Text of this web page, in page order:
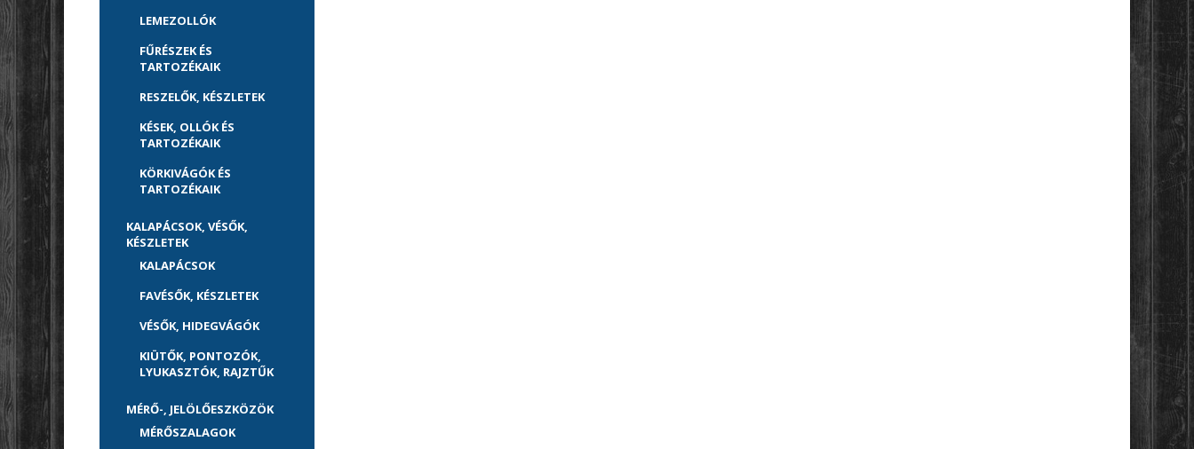
LEMEZOLLÓK
FŰRÉSZEK ÉS
TARTOZÉKAIK
RESZELŐK, KÉSZLETEK
KÉSEK, OLLÓK ÉS
TARTOZÉKAIK
KÖRKIVÁGÓK ÉS
TARTOZÉKAIK
KALAPÁCSOK, VÉSŐK,
KÉSZLETEK
KALAPÁCSOK
FAVÉSŐK, KÉSZLETEK
VÉSŐK, HIDEGVÁGÓK
KIÜTŐK, PONTOZÓK,
LYUKASZTÓK, RAJZTŰK
MÉRŐ-, JELÖLŐESZKÖZÖK
MÉRŐSZALAGOK